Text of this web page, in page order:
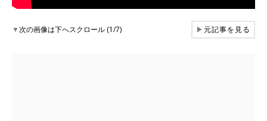
▼次の画像は下へスクロール (1/7) ▶元記事を見る